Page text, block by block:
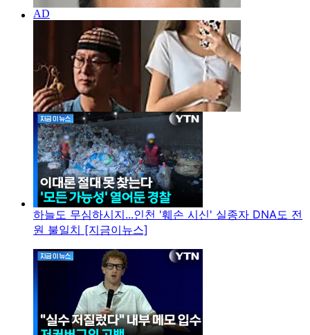
하늘도 무심하시지...인천 '훼손 시신' 실종자 DNA도 전
원 불일치 [지금이뉴스]